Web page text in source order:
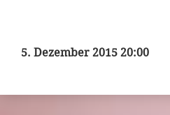
5. Dezember 2015 20:00